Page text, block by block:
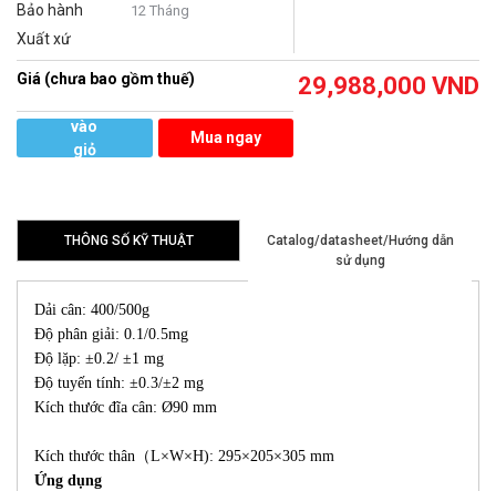
Bảo hành 12 Tháng
Xuất xứ
Giá (chưa bao gồm thuế) 29,988,000 VND
vào
giỏ
Mua ngay
THÔNG SỐ KỸ THUẬT
Catalog/datasheet/Hướng dẫn
sử dụng
Dải cân: 400/500g
Độ phân giải: 0.1/0.5mg
Độ lặp: ±0.2/ ±1 mg
Độ tuyến tính: ±0.3/±2 mg
Kích thước đĩa cân: Ø90 mm
Kích thước thân（L×W×H): 295×205×305 mm
Ứng dụng